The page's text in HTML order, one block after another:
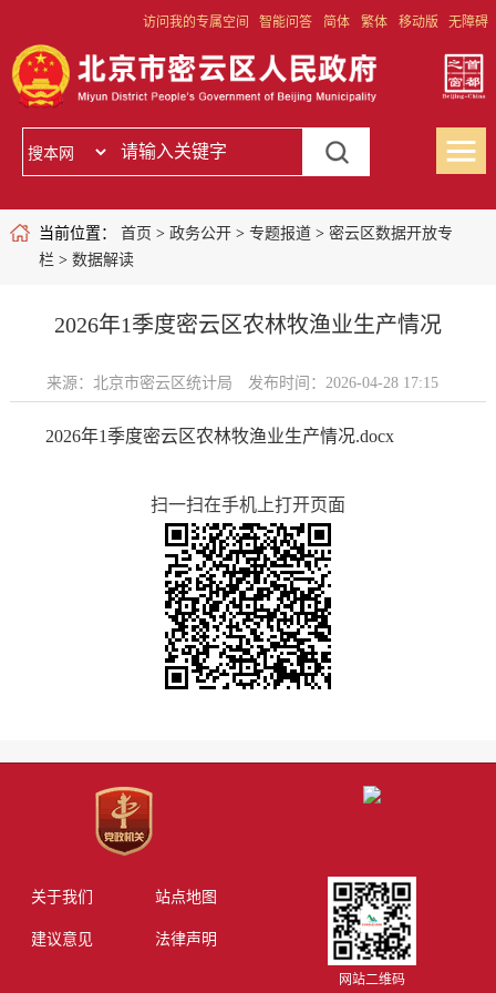
访问我的专属空间 智能问答 简体 繁体 移动版 无障碍
当前位置： 首页 > 政务公开> 专题报道> 密云区数据开放专
栏 > 数据解读
2026年1季度密云区农林牧渔业生产情况
来源：北京市密云区统计局 发布时间：2026-04-28 17:15
2026年1季度密云区农林牧渔业生产情况.docx
扫一扫在手机上打开页面
关于我们 站点地图
建议意见 法律声明
网站二维码